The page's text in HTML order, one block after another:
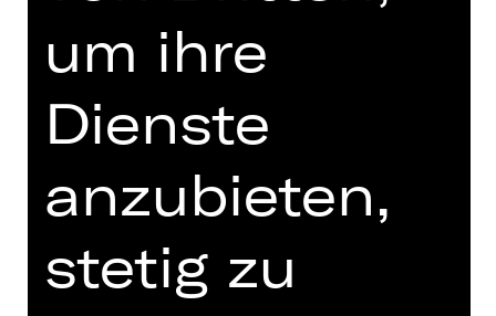
Montag, 15.04.2024
mit einer Pause
Termine und Besetzung
um ihre
Dienste
anzubieten,
stetig zu